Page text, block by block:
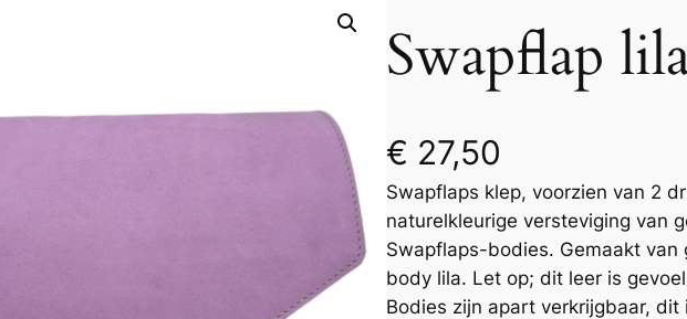
Swapflap
€ 27,50
Swapflaps klep, voorzien van 2
naturelkleurige versteviging van
Swapflaps-bodies. Gemaakt
body lila. Let op; dit leer is
Bodies zijn apart verkrijgbaar, dit